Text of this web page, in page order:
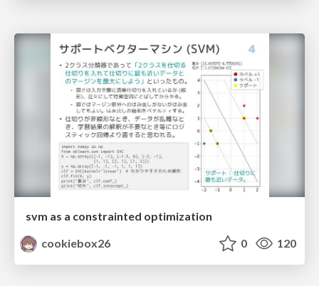
svm as a constrainted optimization
cookiebox26
0 120